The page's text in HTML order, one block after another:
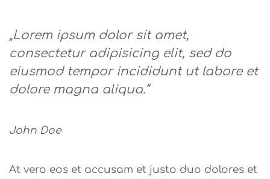
„Lorem ipsum dolor sit amet,
consectetur adipisicing elit, sed do
eiusmod tempor incididunt ut labore et
dolore magna aliqua.“
John Doe
At vero eos et accusam et justo duo dolores et